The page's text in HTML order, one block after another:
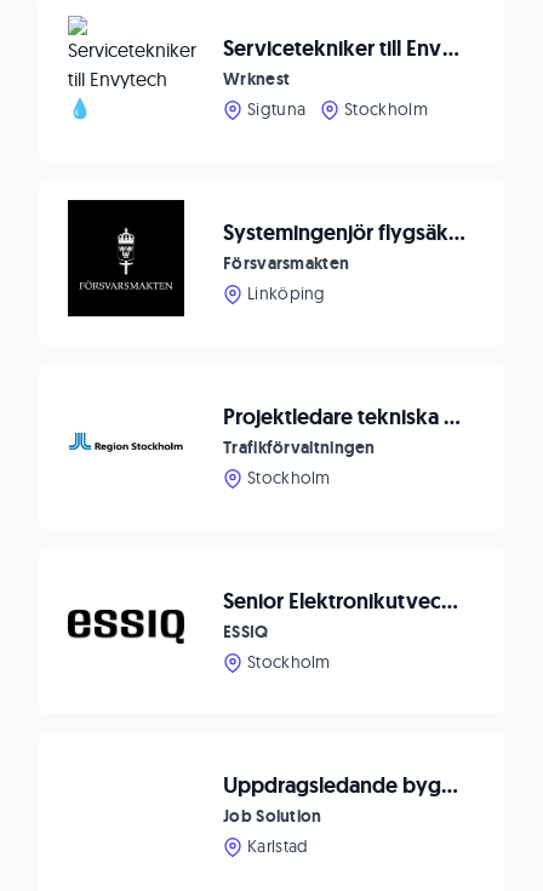
Servicetekniker till Envytech 💧
Wrknest
Sigtuna
Stockholm
Systemingenjör flygsäkerhetsmateriel till flygteknisk enhet
Försvarsmakten
Linköping
Projektledare tekniska system till tunnelbanan
Trafikförvaltningen
Stockholm
Senior Elektronikutvecklare – Altium & PCB-design
ESSIQ
Stockholm
Uppdragsledande byggkonstruktör till AFRY Industrial Civil!
Job Solution
Karlstad